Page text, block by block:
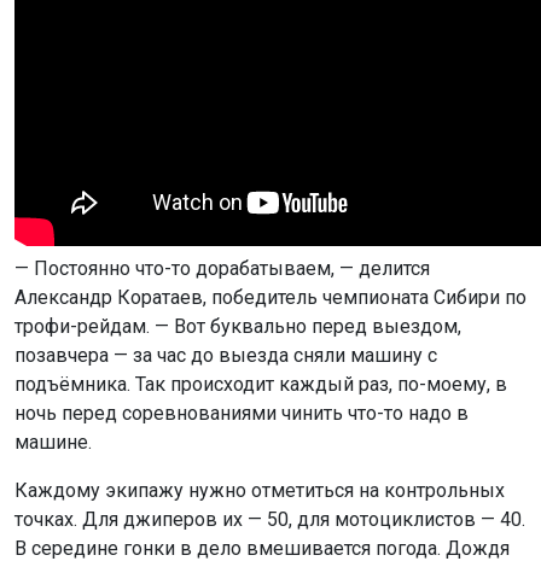
— Постоянно что-то дорабатываем, — делится
Александр Коратаев, победитель чемпионата Сибири по
трофи-рейдам. — Вот буквально перед выездом,
позавчера — за час до выезда сняли машину с
подъёмника. Так происходит каждый раз, по-моему, в
ночь перед соревнованиями чинить что-то надо в
машине.
Каждому экипажу нужно отметиться на контрольных
точках. Для джиперов их — 50, для мотоциклистов — 40.
В середине гонки в дело вмешивается погода. Дождя